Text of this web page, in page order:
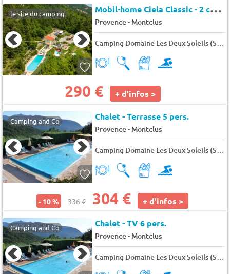
le site du camping M
obil-home Ciela Classic - 2 chambres 4 pers.
Provence- Montclus
Camping Domaine Les Deux Soleils (Serres à 2 km)
290 € + d'infos >
Camping and Co Chalet - Terrasse 5 pers.
Provence- Montclus
- 10 % 336 € 304 € + d'infos >
Camping and Co Chalet - TV 6 pers.
Provence- Montclus
Camping Domaine Les Deux Soleils (Serres à 2 km)